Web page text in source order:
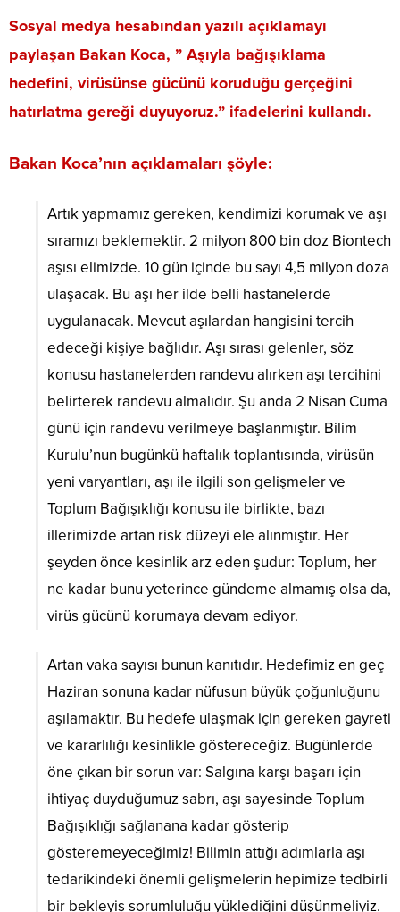
Sosyal medya hesabından yazılı açıklamayı
paylaşan Bakan Koca, ” Aşıyla bağışıklama
hedefini, virüsünse gücünü koruduğu gerçeğini
hatırlatma gereği duyuyoruz.” ifadelerini kullandı.
Bakan Koca’nın açıklamaları şöyle:
Artık yapmamız gereken, kendimizi korumak ve aşı
sıramızı beklemektir. 2 milyon 800 bin doz Biontech
aşısı elimizde. 10 gün içinde bu sayı 4,5 milyon doza
ulaşacak. Bu aşı her ilde belli hastanelerde
uygulanacak. Mevcut aşılardan hangisini tercih
edeceği kişiye bağlıdır. Aşı sırası gelenler, söz
konusu hastanelerden randevu alırken aşı tercihini
belirterek randevu almalıdır. Şu anda 2 Nisan Cuma
günü için randevu verilmeye başlanmıştır. Bilim
Kurulu’nun bugünkü haftalık toplantısında, virüsün
yeni varyantları, aşı ile ilgili son gelişmeler ve
Toplum Bağışıklığı konusu ile birlikte, bazı
illerimizde artan risk düzeyi ele alınmıştır. Her
şeyden önce kesinlik arz eden şudur: Toplum, her
ne kadar bunu yeterince gündeme almamış olsa da,
virüs gücünü korumaya devam ediyor.
Artan vaka sayısı bunun kanıtıdır. Hedefimiz en geç
Haziran sonuna kadar nüfusun büyük çoğunluğunu
aşılamaktır. Bu hedefe ulaşmak için gereken gayreti
ve kararlılığı kesinlikle göstereceğiz. Bugünlerde
öne çıkan bir sorun var: Salgına karşı başarı için
ihtiyaç duyduğumuz sabrı, aşı sayesinde Toplum
Bağışıklığı sağlanana kadar gösterip
gösteremeyeceğimiz! Bilimin attığı adımlarla aşı
tedarikindeki önemli gelişmelerin hepimize tedbirli
bir bekleyiş sorumluluğu yüklediğini düşünmeliyiz.